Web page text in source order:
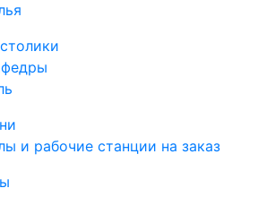
и рабочие станции на заказ